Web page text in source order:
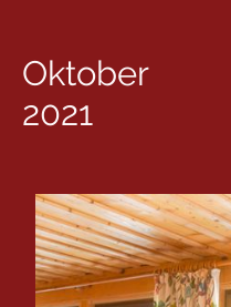
Oktober
2021